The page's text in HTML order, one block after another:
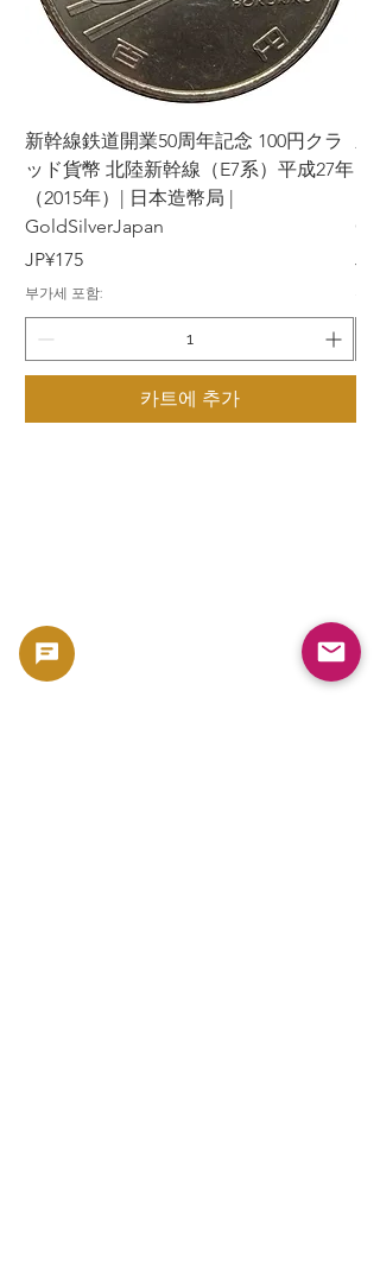
新幹線鉄道開業50周年記念 100円クラ
ッド貨幣 北陸新幹線（E7系）平成27年
（2015年）| 日本造幣局 |
GoldSilverJapan
가격
JP¥175
부가세 포함:
카트에 추가